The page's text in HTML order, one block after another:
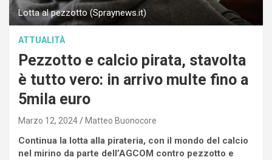
Lotta al pezzotto (Spraynews.it)
ATTUALITÀ
Pezzotto e calcio pirata, stavolta
è tutto vero: in arrivo multe fino a
5mila euro
Marzo 12, 2024 Matteo Buonocore
Continua la lotta alla pirateria, con il mondo del calcio
nel mirino da parte dell’AGCOM contro pezzotto e